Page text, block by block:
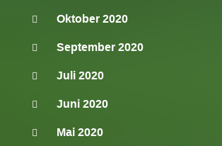
Oktober 2020
September 2020
Juli 2020
Juni 2020
Mai 2020